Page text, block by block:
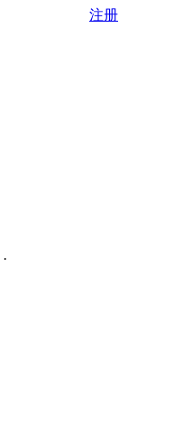
注册
·